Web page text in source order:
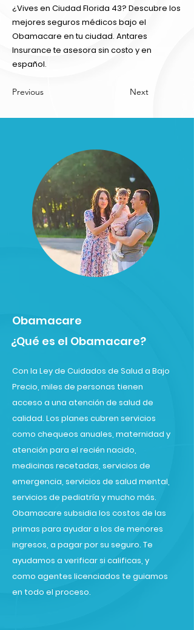
¿Vives en Ciudad Florida 43? Descubre los
mejores seguros médicos bajo el
Obamacare en tu ciudad. Antares
Insurance te asesora sin costo y en
español.
Previous Next
Obamacare
¿Qué es el Obamacare?
Con la Ley de Cuidados de Salud a Bajo
Precio, miles de personas tienen
acceso a una atención de salud de
calidad. Los planes cubren servicios
como chequeos anuales, maternidad y
atención para el recién nacido,
medicinas recetadas, servicios de
emergencia, servicios de salud mental,
servicios de pediatría y mucho más.
Obamacare subsidia los costos de las
primas para ayudar a los de menores
ingresos, a pagar por su seguro. Te
ayudamos a verificar si calificas, y
como agentes licenciados te guiamos
en todo el proceso.